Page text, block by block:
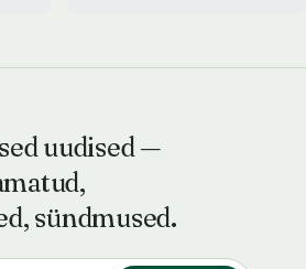
uudised —
sündmused.